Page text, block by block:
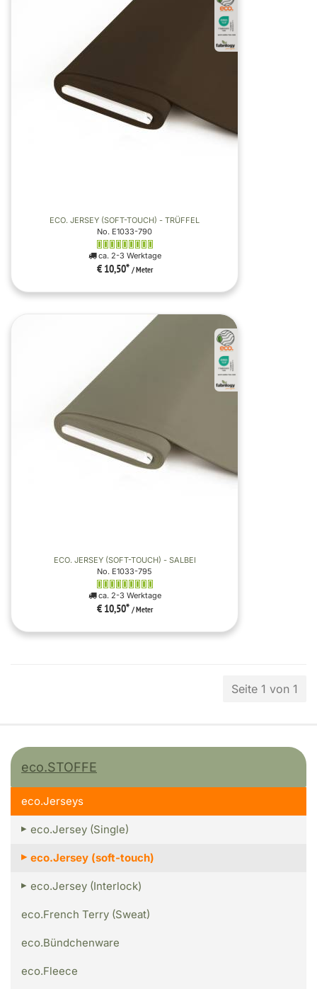
ECO. JERSEY (SOFT-TOUCH) - TRÜFFEL
No. E1033-790
ca. 2-3 Werktage
€ 10,50* / Meter
ECO. JERSEY (SOFT-TOUCH) - SALBEI
No. E1033-795
ca. 2-3 Werktage
€ 10,50* / Meter
Seite 1 von 1
eco.STOFFE
eco.Jerseys
eco.Jersey (Single)
eco.Jersey (soft-touch)
eco.Jersey (Interlock)
eco.French Terry (Sweat)
eco.Bündchenware
eco.Fleece